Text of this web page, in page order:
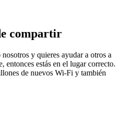
compartir
y quieres ayudar a otros a
estás en el lugar correcto.
de nuevos Wi-Fi y también